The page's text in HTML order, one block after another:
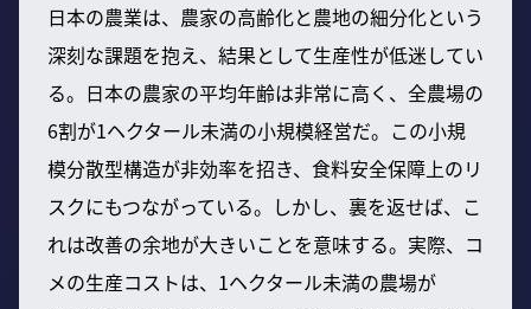
日本の農業は、農家の高齢化と農地の細分化という
深刻な課題を抱え、結果として生産性が低迷してい
る。日本の農家の平均年齢は非常に高く、全農場の
6割が1ヘクタール未満の小規模経営だ。この小規
模分散型構造が非効率を招き、食料安全保障上のリ
スクにもつながっている。しかし、裏を返せば、こ
れは改善の余地が大きいことを意味する。実際、コ
メの生産コストは、1ヘクタール未満の農場が